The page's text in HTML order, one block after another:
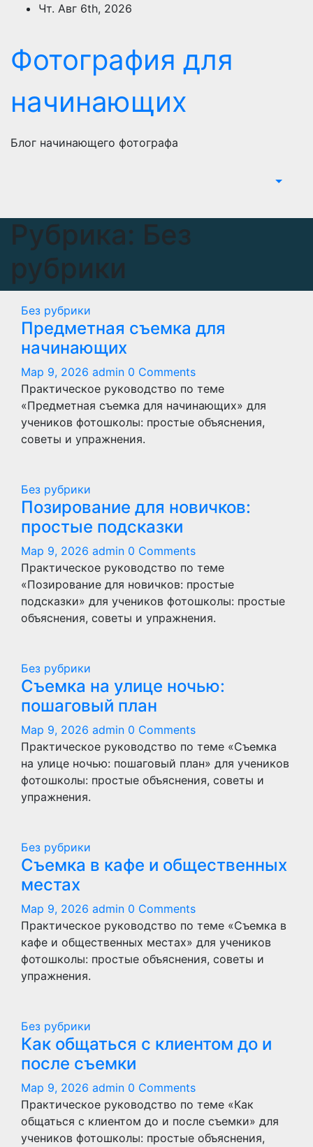
ПерейтиЧт. Авг 6th, 2026
Фотография для
начинающих
Блог начинающего фотографа
Рубрика: Без
рубрики
Без рубрики
Предметная съемка для
начинающих
Мар 9, 2026 admin 0 Comments
Практическое руководство по теме
«Предметная съемка для начинающих» для
учеников фотошколы: простые объяснения,
советы и упражнения.
Без рубрики
Позирование для новичков:
простые подсказки
Мар 9, 2026 admin 0 Comments
Практическое руководство по теме
«Позирование для новичков: простые
подсказки» для учеников фотошколы: простые
объяснения, советы и упражнения.
Без рубрики
Съемка на улице ночью:
пошаговый план
Мар 9, 2026 admin 0 Comments
Практическое руководство по теме «Съемка
на улице ночью: пошаговый план» для учеников
фотошколы: простые объяснения, советы и
упражнения.
Без рубрики
Съемка в кафе и общественных
местах
Мар 9, 2026 admin 0 Comments
Практическое руководство по теме «Съемка в
кафе и общественных местах» для учеников
фотошколы: простые объяснения, советы и
упражнения.
Без рубрики
Как общаться с клиентом до и
после съемки
Мар 9, 2026 admin 0 Comments
Практическое руководство по теме «Как
общаться с клиентом до и после съемки» для
учеников фотошколы: простые объяснения,